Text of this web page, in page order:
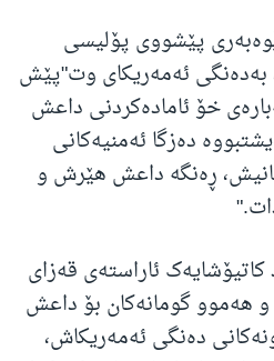
پێشووی پۆلیسی
بەدەنگی ئەمەریکای وت"پێش
خۆ ئامادەکردنی داعش
دەزگا ئەمنیەکانی
ڕەنگە داعش هێرش و
ئاراستەی قەزای
هەموو گومانەکان بۆ داعش
دەنگی ئەمەریکاش،